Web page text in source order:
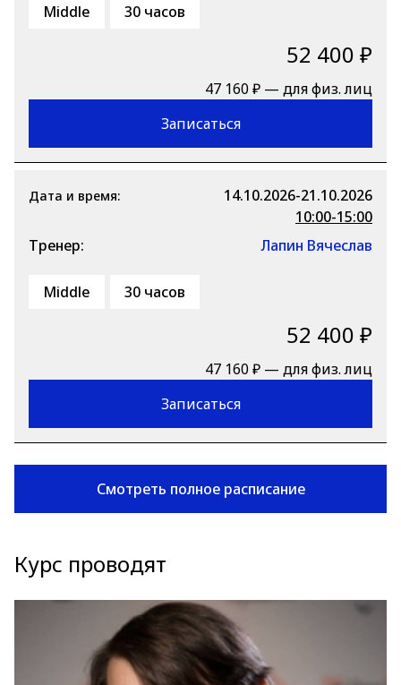
Middle 30 часов
52 400 ₽
47 160 ₽ — для физ. лиц
Записаться
Дата и время:
14.10.2026-21.10.2026
10:00-15:00
Тренер:
Лапин Вячеслав
Middle 30 часов
52 400 ₽
47 160 ₽ — для физ. лиц
Записаться
Смотреть полное расписание
Курс проводят